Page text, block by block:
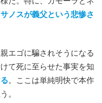
サノスが義父という悲惨さ
エゴに騙されそうになる
て死に至らせた事実を知
。ここは単純明快で本作
。